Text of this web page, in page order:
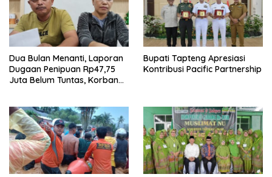
Dua Bulan Menanti, Laporan
Dugaan Penipuan Rp47,75
Juta Belum Tuntas, Korban
Bupati Tapteng Apresiasi
Kontribusi Pacific Partnership